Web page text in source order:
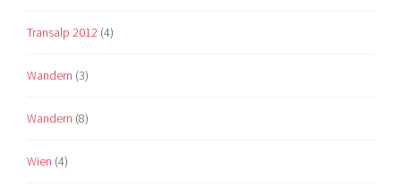
Transalp 2012 (4)
Wandern (3)
Wandern (8)
Wien (4)